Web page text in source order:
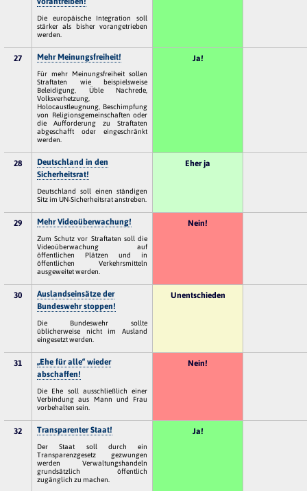
Die europäische Integration soll
stärker als bisher vorangetrieben
werden.
27 Mehr Meinungsfreiheit!
Für mehr Meinungsfreiheit sollen
Straftaten wie beispielsweise
Beleidigung, Üble Nachrede,
Volksverhetzung,
Holocaustleugnung, Beschimpfung
von Religionsgemeinschaften oder
die Aufforderung zu Straftaten
abgeschafft oder eingeschränkt
werden.
Ja!
28
Deutschland in den
Sicherheitsrat!
Deutschland soll einen ständigen
Sitz im UN-Sicherheitsrat anstreben.
Eher ja
29 Mehr Videoüberwachung!
Zum Schutz vor Straftaten soll die
Videoüberwachung auf
öffentlichen Plätzen und in
öffentlichen Verkehrsmitteln
ausgeweitet werden.
Nein!
30
Auslandseinsätze der
Bundeswehr stoppen!
Die Bundeswehr sollte
üblicherweise nicht im Ausland
eingesetzt werden.
Unentschieden
31
„Ehe für alle“ wieder
abschaffen!
Die Ehe soll ausschließlich einer
Verbindung aus Mann und Frau
vorbehalten sein.
Nein!
32 Transparenter Staat!
Der Staat soll durch ein
Transparenzgesetz gezwungen
werden Verwaltungshandeln
grundsätzlich öffentlich
zugänglich zu machen.
Ja!